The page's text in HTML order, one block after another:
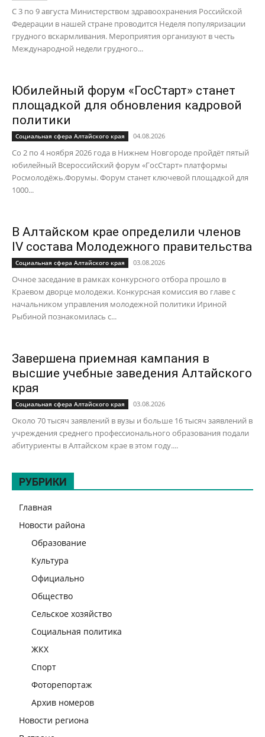
С 3 по 9 августа Министерством здравоохранения Российской
Федерации в нашей стране проводится Неделя популяризации
грудного вскармливания. Мероприятия организуют в честь
Международной недели грудного...
Юбилейный форум «ГосСтарт» станет
площадкой для обновления кадровой
политики
Социальная сфера Алтайского края 04.08.2026
Со 2 по 4 ноября 2026 года в Нижнем Новгороде пройдёт пятый
юбилейный Всероссийский форум «ГосСтарт» платформы
Росмолодёжь.Форумы. Форум станет ключевой площадкой для
1000...
В Алтайском крае определили членов
IV состава Молодежного правительства
Социальная сфера Алтайского края 03.08.2026
Очное заседание в рамках конкурсного отбора прошло в
Краевом дворце молодежи. Конкурсная комиссия во главе с
начальником управления молодежной политики Ириной
Рыбиной познакомилась с...
Завершена приемная кампания в
высшие учебные заведения Алтайского
края
Социальная сфера Алтайского края 03.08.2026
Около 70 тысяч заявлений в вузы и больше 16 тысяч заявлений в
учреждения среднего профессионального образования подали
абитуриенты в Алтайском крае в этом году....
РУБРИКИ
Главная
Новости района
Образование
Культура
Официально
Общество
Сельское хозяйство
Социальная политика
ЖКХ
Спорт
Фоторепортаж
Архив номеров
Новости региона